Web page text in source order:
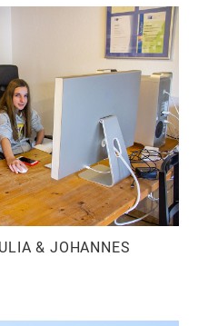
& JOHANNES